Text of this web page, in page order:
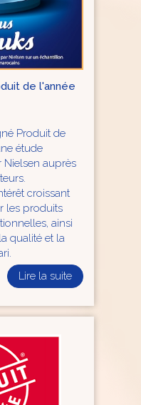
de l'année
Produit de
étude
Nielsen auprès
croissant
les produits
ainsi
qualité et la
Lire la suite